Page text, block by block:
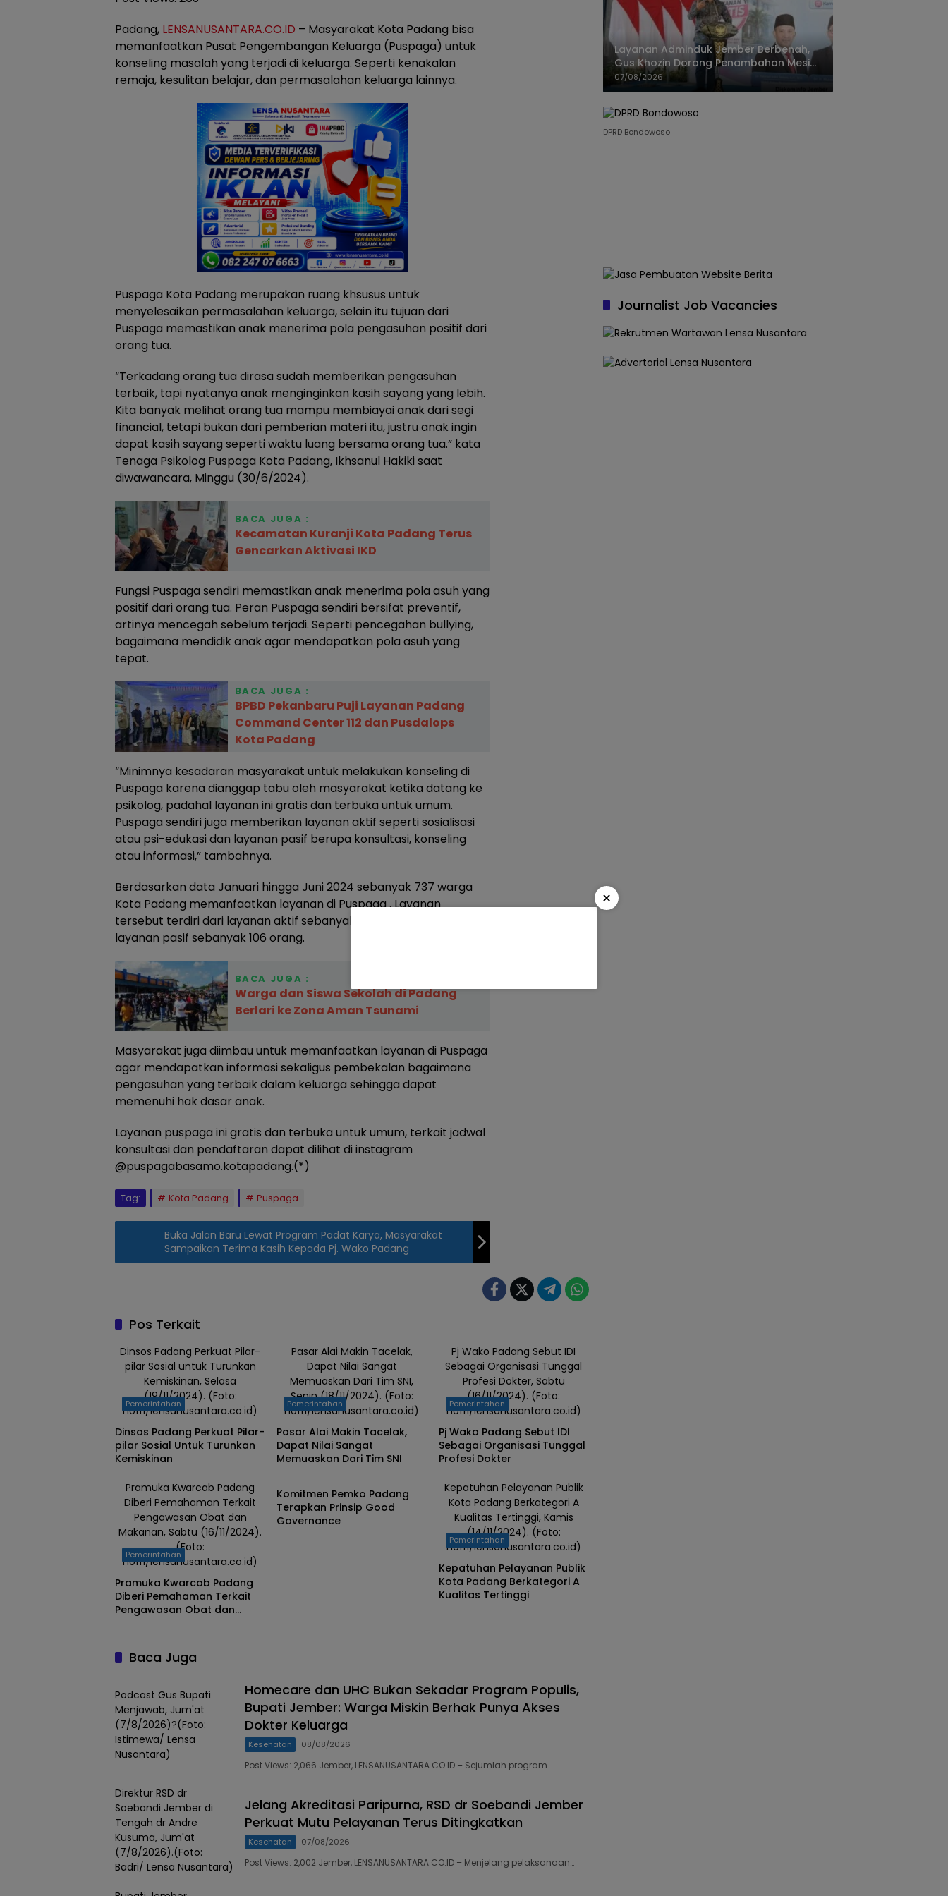
Padang, LENSANUSANTARA.CO.ID – Masyarakat Kota Padang bisa
memanfaatkan Pusat Pengembangan Keluarga (Puspaga) untuk
konseling masalah yang terjadi di keluarga. Seperti kenakalan
remaja, kesulitan belajar, dan permasalahan keluarga lainnya.
Puspaga Kota Padang merupakan ruang khsusus untuk
menyelesaikan permasalahan keluarga, selain itu tujuan dari
Puspaga memastikan anak menerima pola pengasuhan positif dari
orang tua.
“Terkadang orang tua dirasa sudah memberikan pengasuhan
terbaik, tapi nyatanya anak menginginkan kasih sayang yang lebih.
Kita banyak melihat orang tua mampu membiayai anak dari segi
financial, tetapi bukan dari pemberian materi itu, justru anak ingin
dapat kasih sayang seperti waktu luang bersama orang tua.” kata
Tenaga Psikolog Puspaga Kota Padang, Ikhsanul Hakiki saat
diwawancara, Minggu (30/6/2024).
BACA JUGA :
Kecamatan Kuranji Kota Padang Terus
Gencarkan Aktivasi IKD
Fungsi Puspaga sendiri memastikan anak menerima pola asuh yang
positif dari orang tua. Peran Puspaga sendiri bersifat preventif,
artinya mencegah sebelum terjadi. Seperti pencegahan bullying,
bagaimana mendidik anak agar mendapatkan pola asuh yang
tepat.
BACA JUGA :
BPBD Pekanbaru Puji Layanan Padang
Command Center 112 dan Pusdalops
Kota Padang
“Minimnya kesadaran masyarakat untuk melakukan konseling di
Puspaga karena dianggap tabu oleh masyarakat ketika datang ke
psikolog, padahal layanan ini gratis dan terbuka untuk umum.
Puspaga sendiri juga memberikan layanan aktif seperti sosialisasi
atau psi-edukasi dan layanan pasif berupa konsultasi, konseling
atau informasi,” tambahnya.
Berdasarkan data Januari hingga Juni 2024 sebanyak 737 warga
Kota Padang memanfaatkan layanan di Puspaga . Layanan
tersebut terdiri dari layanan aktif sebanyak 631 orang sedangkan
layanan pasif sebanyak 106 orang.
BACA JUGA :
Warga dan Siswa Sekolah di Padang
Berlari ke Zona Aman Tsunami
Masyarakat juga diimbau untuk memanfaatkan layanan di Puspaga
agar mendapatkan informasi sekaligus pembekalan bagaimana
pengasuhan yang terbaik dalam keluarga sehingga dapat
memenuhi hak dasar anak.
Layanan puspaga ini gratis dan terbuka untuk umum, terkait jadwal
konsultasi dan pendaftaran dapat dilihat di instagram
@puspagabasamo.kotapadang.(*)
Tag: Kota Padang Puspaga
Buka Jalan Baru Lewat Program Padat Karya, Masyarakat
Sampaikan Terima Kasih Kepada Pj. Wako Padang
Pos Terkait
Dinsos Padang Perkuat Pilar-
pilar Sosial untuk Turunkan
Kemiskinan, Selasa
(19/11/2024). (Foto:
nofri/lensanusantara.co.id)
Pemerintahan
Dinsos Padang Perkuat Pilar-
pilar Sosial Untuk Turunkan
Kemiskinan
Pasar Alai Makin Tacelak,
Dapat Nilai Sangat
Memuaskan Dari Tim SNI,
Senin (18/11/2024). (Foto:
nofri/lensanusantara.co.id)
Pemerintahan
Pasar Alai Makin Tacelak,
Dapat Nilai Sangat
Memuaskan Dari Tim SNI
Pj Wako Padang Sebut IDI
Sebagai Organisasi Tunggal
Profesi Dokter, Sabtu
(16/11/2024). (Foto:
nofri/lensanusantara.co.id)
Pemerintahan
Pj Wako Padang Sebut IDI
Sebagai Organisasi Tunggal
Profesi Dokter
Pramuka Kwarcab Padang
Diberi Pemahaman Terkait
Pengawasan Obat dan
Makanan, Sabtu (16/11/2024).
(Foto:
nofri/lensanusantara.co.id)
Pemerintahan
Pramuka Kwarcab Padang
Diberi Pemahaman Terkait
Pengawasan Obat dan
Pemerintahan
Komitmen Pemko Padang
Terapkan Prinsip Good
Governance
Kepatuhan Pelayanan Publik
Kota Padang Berkategori A
Kualitas Tertinggi, Kamis
(14/11/2024). (Foto:
nofri/lensanusantara.co.id)
Pemerintahan
Kepatuhan Pelayanan Publik
Kota Padang Berkategori A
Kualitas Tertinggi
Baca Juga
Podcast Gus Bupati
Menjawab, Jum'at
(7/8/2026)?(Foto:
Istimewa/ Lensa
Nusantara)
Homecare dan UHC Bukan Sekadar Program Populis,
Bupati Jember: Warga Miskin Berhak Punya Akses
Dokter Keluarga
Kesehatan 08/08/2026
Post Views: 2,066 Jember, LENSANUSANTARA.CO.ID – Sejumlah program…
Direktur RSD dr
Soebandi Jember di
Tengah dr Andre
Kusuma, Jum'at
(7/8/2026).(Foto:
Badri/ Lensa Nusantara)
Jelang Akreditasi Paripurna, RSD dr Soebandi Jember
Perkuat Mutu Pelayanan Terus Ditingkatkan
Kesehatan 07/08/2026
Post Views: 2,002 Jember, LENSANUSANTARA.CO.ID – Menjelang pelaksanaan…
Layanan Adminduk Jember Berbenah,
Gus Khozin Dorong Penambahan Mesin
Cetak e-KTP
07/08/2026
DPRD Bondowoso
Journalist Job Vacancies
×